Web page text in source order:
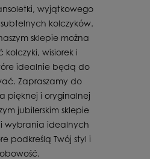
wyjątkowego
kolczyków.
sklepie można
wisiorek i
idealnie będą do
Zapraszamy do
pięknej i oryginalnej
jubilerskim sklepie
wybrania idealnych
podkreślą Twój styl i